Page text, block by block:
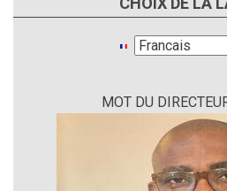
Select
MOT DU